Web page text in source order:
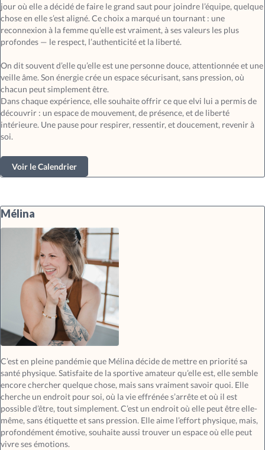
jour où elle a décidé de faire le grand saut pour joindre l’équipe, quelque
chose en elle s’est aligné. Ce choix a marqué un tournant : une
reconnexion à la femme qu’elle est vraiment, à ses valeurs les plus
profondes — le respect, l’authenticité et la liberté.
On dit souvent d’elle qu’elle est une personne douce, attentionnée et une
veille âme. Son énergie crée un espace sécurisant, sans pression, où
chacun peut simplement être.
Dans chaque expérience, elle souhaite offrir ce que elvi lui a permis de
découvrir : un espace de mouvement, de présence, et de liberté
intérieure. Une pause pour respirer, ressentir, et doucement, revenir à
soi.
Voir le Calendrier
Mélina
C’est en pleine pandémie que Mélina décide de mettre en priorité sa
santé physique. Satisfaite de la sportive amateur qu’elle est, elle semble
encore chercher quelque chose, mais sans vraiment savoir quoi. Elle
cherche un endroit pour soi, où la vie effrénée s’arrête et où il est
possible d’être, tout simplement. C’est un endroit où elle peut être elle-
même, sans étiquette et sans pression. Elle aime l’effort physique, mais,
profondément émotive, souhaite aussi trouver un espace où elle peut
vivre ses émotions.